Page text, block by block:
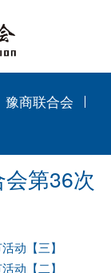
豫商联合会
第36次
动【三】
动【二】